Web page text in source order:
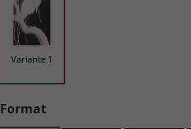
Variante 1
Format